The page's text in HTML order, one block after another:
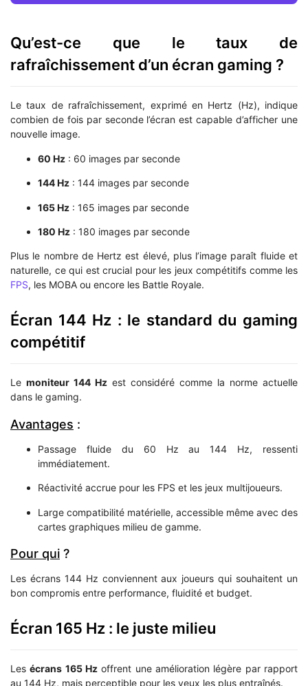
Qu’est-ce que le taux de
rafraîchissement d’un écran gaming ?
Le taux de rafraîchissement, exprimé en Hertz (Hz), indique
combien de fois par seconde l’écran est capable d’afficher une
nouvelle image.
60 Hz : 60 images par seconde
144 Hz : 144 images par seconde
165 Hz : 165 images par seconde
180 Hz : 180 images par seconde
Plus le nombre de Hertz est élevé, plus l’image paraît fluide et
naturelle, ce qui est crucial pour les jeux compétitifs comme les
FPS, les MOBA ou encore les Battle Royale.
Écran 144 Hz : le standard du gaming
compétitif
Le moniteur 144 Hz est considéré comme la norme actuelle
dans le gaming.
Avantages :
Passage fluide du 60 Hz au 144 Hz, ressenti
immédiatement.
Réactivité accrue pour les FPS et les jeux multijoueurs.
Large compatibilité matérielle, accessible même avec des
cartes graphiques milieu de gamme.
Pour qui ?
Les écrans 144 Hz conviennent aux joueurs qui souhaitent un
bon compromis entre performance, fluidité et budget.
Écran 165 Hz : le juste milieu
Lesécrans 165 Hz offrent une amélioration légère par rapport
au 144 Hz, mais perceptible pour les yeux les plus entraînés.